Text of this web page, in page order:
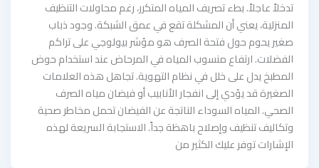
تدخلاً عاجلاً. بطء تصريف المياه المتكرر، رغم محاولات التنظيف
المنزلية، يعني أن المشكلة تقع في عمق الشبكة. وجود ذباب
صغير يحوم حول فتحة الصرف هو مؤشر بيولوجي على تراكم
الفضلات. ارتفاع منسوب المياه في المرحاض عند استخدام حوض
المطبخ يدل على خلل في نظام التهوية. تجاهل هذه العلامات
الصغيرة قد يؤدي إلى انفجار الأنابيب أو فيضان مياه الصرف
الصحي. المياه السوداء الناتجة عن الفيضان تحمل مخاطر صحية
وتكاليف تنظيف وإصلاح باهظة جداً. الاستجابة السريعة لهذه
الإشارات توفر عليك الكثير من